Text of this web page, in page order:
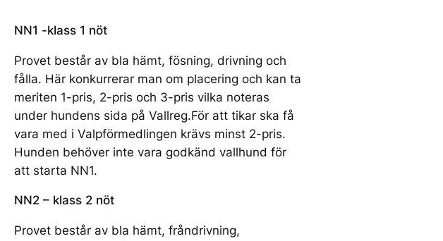
NN1 -klass 1 nöt
Provet består av bla hämt, fösning, drivning och
fålla. Här konkurrerar man om placering och kan ta
meriten 1-pris, 2-pris och 3-pris vilka noteras
under hundens sida på Vallreg.För att tikar ska få
vara med i Valpförmedlingen krävs minst 2-pris.
Hunden behöver inte vara godkänd vallhund för
att starta NN1.
NN2 – klass 2 nöt
Provet består av bla hämt, fråndrivning,